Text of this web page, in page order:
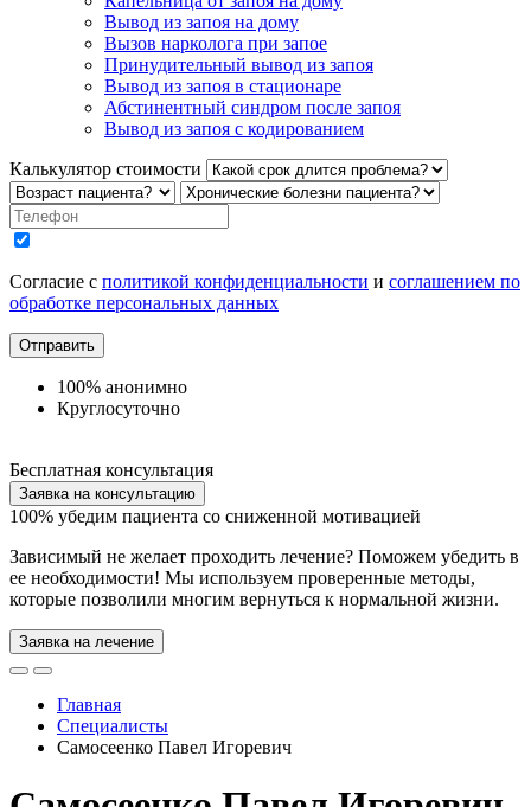
Вывод из запоя на дому
Вызов нарколога при запое
Принудительный вывод из запоя
Вывод из запоя в стационаре
Абстинентный синдром после запоя
Вывод из запоя с кодированием
Калькулятор стоимости
Согласие с политикой конфиденциальности и соглашением по
обработке персональных данных
Отправить
100% анонимно
Круглосуточно
Бесплатная консультация
Заявка на консультацию
100% убедим пациента со сниженной мотивацией
Зависимый не желает проходить лечение? Поможем убедить в
ее необходимости! Мы используем проверенные методы,
которые позволили многим вернуться к нормальной жизни.
Заявка на лечение
Главная
Специалисты
Самосеенко Павел Игоревич